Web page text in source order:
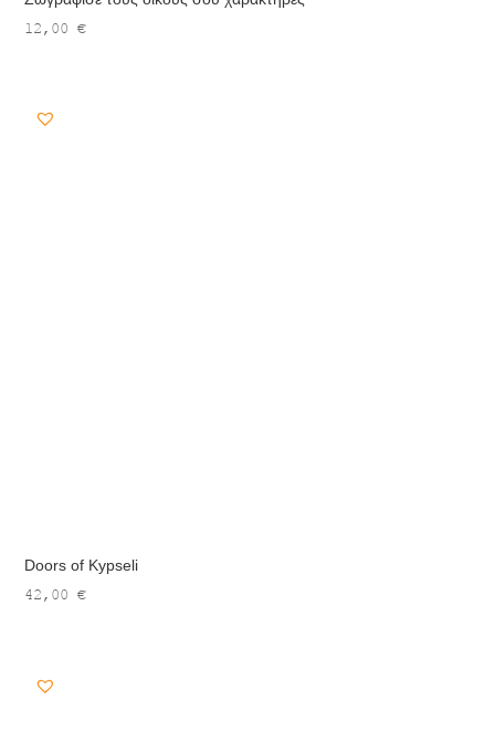
12,00€
Doors of Kypseli
42,00€